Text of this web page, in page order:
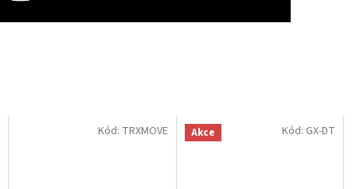
Kód: TRXMOVE Akce Kód: GX-DT